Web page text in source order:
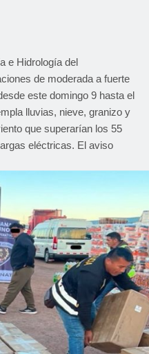
e Hidrología del
de moderada a fuerte
este domingo 9 hasta el
lluvias, nieve, granizo y
que superarían los 55
eléctricas. El aviso